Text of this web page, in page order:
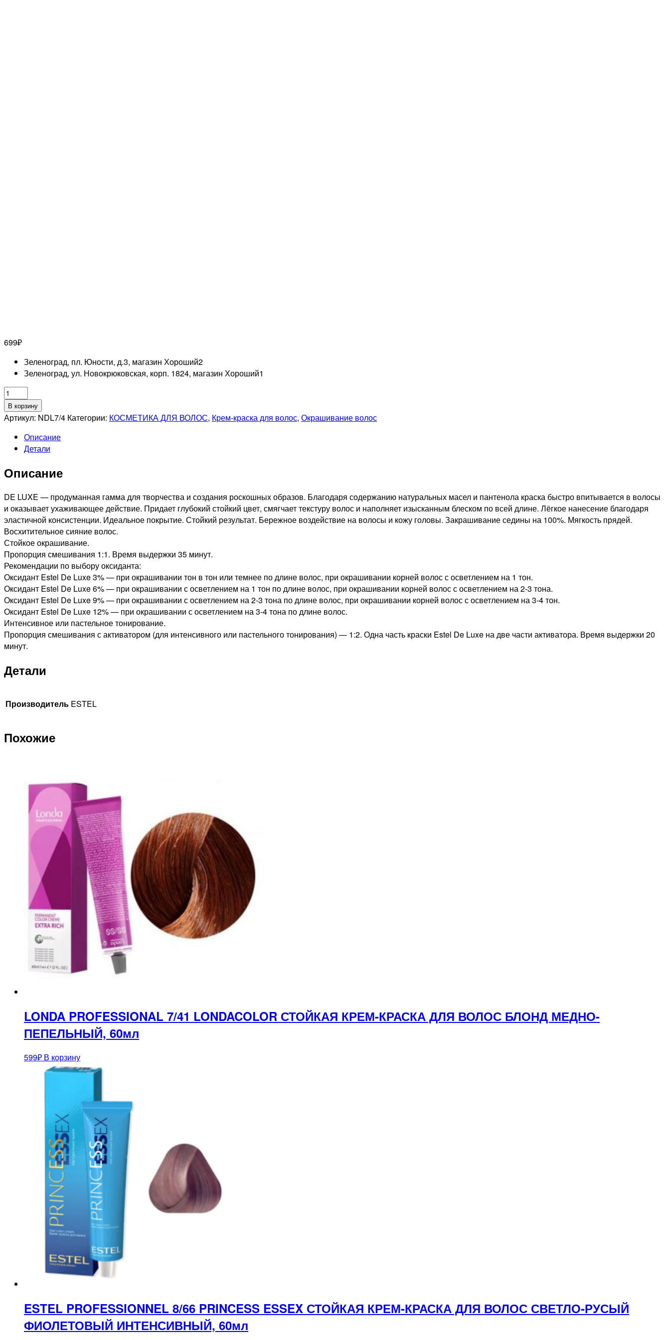
699₽
Зеленоград, пл. Юности, д.3, магазин Хороший2
Зеленоград, ул. Новокрюковская, корп. 1824, магазин Хороший1
Количество
товара
ESTEL
DE
СТОЙКАЯ
КРАСКА
ДЛЯ
ВОЛОС
РУСЫЙ
МЕДНЫЙ,
60мл
В корзину
Артикул: NDL7/4 Категории: КОСМЕТИКА ДЛЯ ВОЛОС, Крем-краска для волос, Окрашивание волос
Описание
Детали
Описание
DE LUXE — продуманная гамма для творчества и создания роскошных образов. Благодаря содержанию натуральных масел и пантенола краска быстро впитывается в волосы
и оказывает ухаживающее действие. Придает глубокий стойкий цвет, смягчает текстуру волос и наполняет изысканным блеском по всей длине. Лёгкое нанесение благодаря
эластичной консистенции. Идеальное покрытие. Стойкий результат. Бережное воздействие на волосы и кожу головы. Закрашивание седины на 100%. Мягкость прядей.
Восхитительное сияние волос.
Стойкое окрашивание.
Пропорция смешивания 1:1. Время выдержки 35 минут.
Рекомендации по выбору оксиданта:
Оксидант Estel De Luxe 3% — при окрашивании тон в тон или темнее по длине волос, при окрашивании корней волос с осветлением на 1 тон.
Оксидант Estel De Luxe 6% — при окрашивании с осветлением на 1 тон по длине волос, при окрашивании корней волос с осветлением на 2-3 тона.
Оксидант Estel De Luxe 9% — при окрашивании с осветлением на 2-3 тона по длине волос, при окрашивании корней волос с осветлением на 3-4 тон.
Оксидант Estel De Luxe 12% — при окрашивании с осветлением на 3-4 тона по длине волос.
Интенсивное или пастельное тонирование.
Пропорция смешивания с активатором (для интенсивного или пастельного тонирования) — 1:2. Одна часть краски Estel De Luxe на две части активатора. Время выдержки 20
минут.
Детали
Производитель ESTEL
Похожие
LONDA PROFESSIONAL 7/41 LONDACOLOR СТОЙКАЯ КРЕМ-КРАСКА ДЛЯ ВОЛОС БЛОНД МЕДНО-
ПЕПЕЛЬНЫЙ, 60мл
599₽ В корзину
ESTEL PROFESSIONNEL 8/66 PRINCESS ESSEX СТОЙКАЯ КРЕМ-КРАСКА ДЛЯ ВОЛОС СВЕТЛО-РУСЫЙ
ФИОЛЕТОВЫЙ ИНТЕНСИВНЫЙ, 60мл